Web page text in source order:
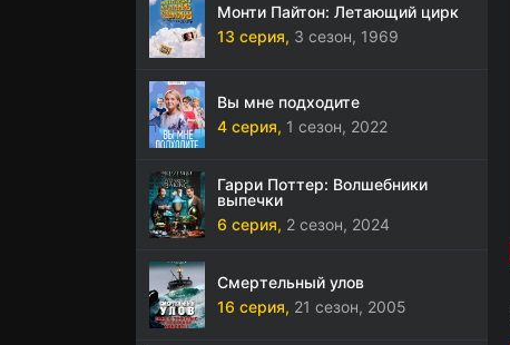
Монти Пайтон: Летающий цирк
13 серия, 3 сезон, 1969
Вы мне подходите
4 серия, 1 сезон, 2022
Гарри Поттер: Волшебники
выпечки
6 серия, 2 сезон, 2024
Смертельный улов
16 серия, 21 сезон, 2005